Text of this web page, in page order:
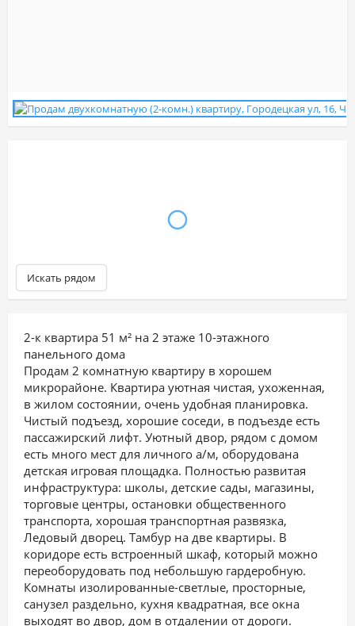
Искать рядом
2-к квартира 51 м² на 2 этаже 10-этажного
панельного дома
Продам 2 комнатную квартиру в хорошем
микрорайоне. Квартира уютная чистая, ухоженная,
в жилом состоянии, очень удобная планировка.
Чистый подъезд, хорошие соседи, в подъезде есть
пассажирский лифт. Уютный двор, рядом с домом
есть много мест для личного а/м, оборудована
детская игровая площадка. Полностью развитая
инфраструктура: школы, детские сады, магазины,
торговые центры, остановки общественного
транспорта, хорошая транспортная развязка,
Ледовый дворец. Тамбур на две квартиры. В
коридоре есть встроенный шкаф, который можно
переоборудовать под небольшую гардеробную.
Комнаты изолированные-светлые, просторные,
санузел раздельно, кухня квадратная, все окна
выходят во двор, дом в отдалении от дороги.